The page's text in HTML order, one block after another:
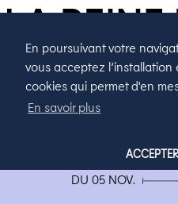
LA
En poursuivant votre
vous acceptez l’installation
cookies qui permet d'en
En savoir plus
ACCEPTER
FAIS LA
DU 05 NOV. ▄